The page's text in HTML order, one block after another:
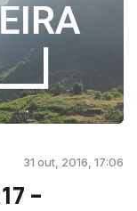
31 out, 2016, 17:06
–